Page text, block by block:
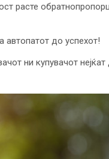
расте
автопатот до успехот!
ни купувачот